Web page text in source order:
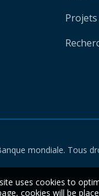
mondiale. Tous
uses cookies to
cookies will be